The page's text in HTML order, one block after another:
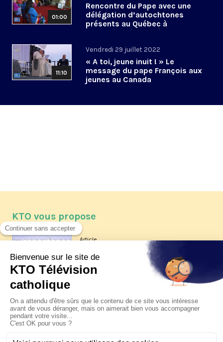
01:00
Rencontre du Pape avec une
délégation d’autochtones
présents au Québec à
l’archevêché de Québec
11:10
Vendredi 29 juillet 2022
« A toi, jeune inuit ! » Le
message du pape François aux
jeunes au Canada
KTO vous propose
Article
Les reportages d'été 2026 de KTO
La visite pastorale du pape Léon
XIV à Assise à suivre sur KTO le
jeudi 6 août